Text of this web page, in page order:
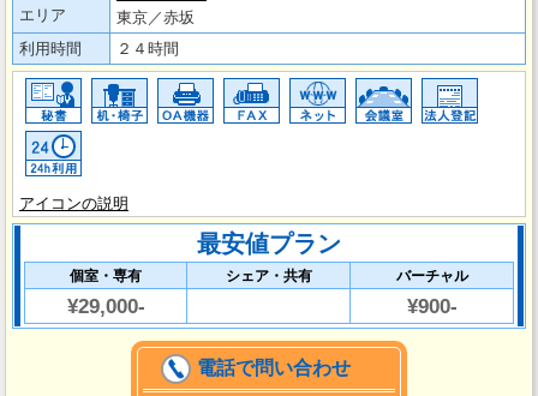
エリア
東京／赤坂
利用時間
２４時間
アイコンの説明
最安値プラン
個室・専有 シェア・共有 バーチャル
¥29,000- ¥900-
電話で問い合わせ